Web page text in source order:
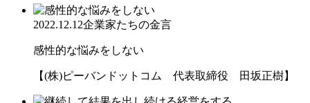
2022.12.12企業家たちの金言
感性的な悩みをしない
【(株)ピーバンドットコム 代表取締役 田坂正樹】